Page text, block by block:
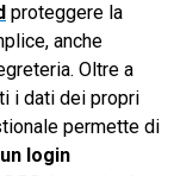
proteggere la
anche
Oltre a
i dati dei propri
permette di
login